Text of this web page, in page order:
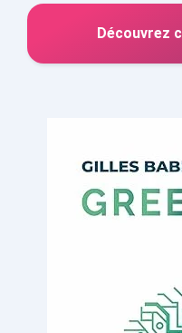
Découvrez